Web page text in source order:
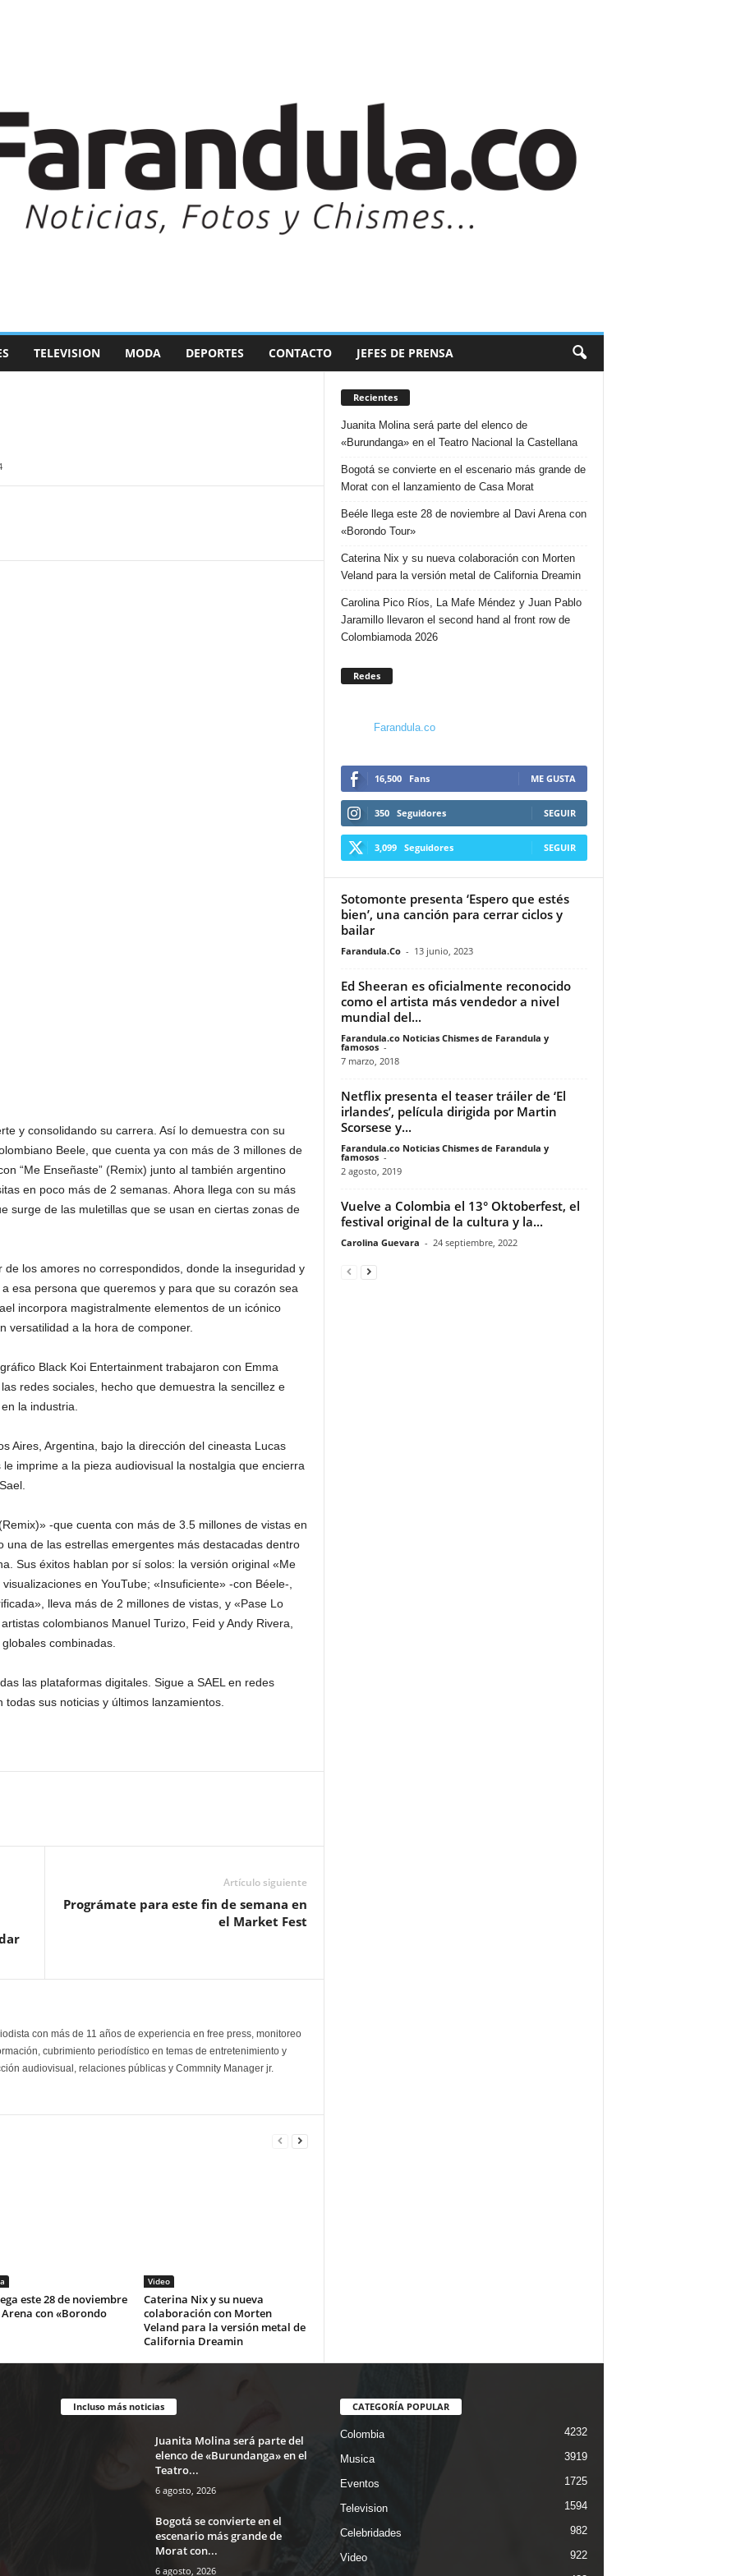
TELEVISION MODA DEPORTES CONTACTO JEFES DE PRENSA
y consolidando su carrera. Así lo demuestra con su
Beele, que cuenta ya con más de 3 millones de
“Me Enseñaste” (Remix) junto al también argentino
en poco más de 2 semanas. Ahora llega con su más
surge de las muletillas que se usan en ciertas zonas de
de los amores no correspondidos, donde la inseguridad y
esa persona que queremos y para que su corazón sea
incorpora magistralmente elementos de un icónico
versatilidad a la hora de componer.
Black Koi Entertainment trabajaron con Emma
redes sociales, hecho que demuestra la sencillez e
la industria.
Aires, Argentina, bajo la dirección del cineasta Lucas
imprime a la pieza audiovisual la nostalgia que encierra
-que cuenta con más de 3.5 millones de vistas en
una de las estrellas emergentes más destacadas dentro
Sus éxitos hablan por sí solos: la versión original «Me
en YouTube; «Insuficiente» -con Béele-,
lleva más de 2 millones de vistas, y «Pase Lo
colombianos Manuel Turizo, Feid y Andy Rivera,
combinadas.
las plataformas digitales. Sigue a SAEL en redes
sus noticias y últimos lanzamientos.
Artículo siguiente
Prográmate para este fin de semana en
el Market Fest
con más de 11 años de experiencia en free press, monitoreo
cubrimiento periodístico en temas de entretenimiento y
audiovisual, relaciones públicas y Commnity Manager jr.
este 28 de noviembre
con «Borondo
Video
Caterina Nix y su nueva
colaboración con Morten
Veland para la versión metal de
California Dreamin
Recientes
Juanita Molina será parte del elenco de
«Burundanga» en el Teatro Nacional la Castellana
Bogotá se convierte en el escenario más grande de
Morat con el lanzamiento de Casa Morat
Beéle llega este 28 de noviembre al Davi Arena con
«Borondo Tour»
Caterina Nix y su nueva colaboración con Morten
Veland para la versión metal de California Dreamin
Carolina Pico Ríos, La Mafe Méndez y Juan Pablo
Jaramillo llevaron el second hand al front row de
Colombiamoda 2026
Redes
Farandula.co
16,500 Fans ME GUSTA
350 Seguidores SEGUIR
3,099 Seguidores SEGUIR
Sotomonte presenta ‘Espero que estés
bien’, una canción para cerrar ciclos y
bailar
Farandula.Co - 13 junio, 2023
Ed Sheeran es oficialmente reconocido
como el artista más vendedor a nivel
mundial del...
Farandula.co Noticias Chismes de Farandula y
famosos -
7 marzo, 2018
Netflix presenta el teaser tráiler de ‘El
irlandes’, película dirigida por Martin
Scorsese y...
Farandula.co Noticias Chismes de Farandula y
famosos -
2 agosto, 2019
Vuelve a Colombia el 13° Oktoberfest, el
festival original de la cultura y la...
Carolina Guevara - 24 septiembre, 2022
Incluso más noticias
Juanita Molina será parte del
elenco de «Burundanga» en el
Teatro...
6 agosto, 2026
Bogotá se convierte en el
escenario más grande de
Morat con...
6 agosto, 2026
CATEGORÍA POPULAR
Colombia 4232
Musica 3919
Eventos 1725
Television 1594
Celebridades 982
Video
922